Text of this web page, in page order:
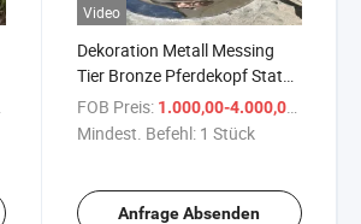
Video
Dekoration Metall Messing
Tier Bronze Pferdekopf Statue
Skulptur
FOB Preis: 1.000,00-4.000,00 $
Mindest. Befehl: 1 Stück
Anfrage Absenden